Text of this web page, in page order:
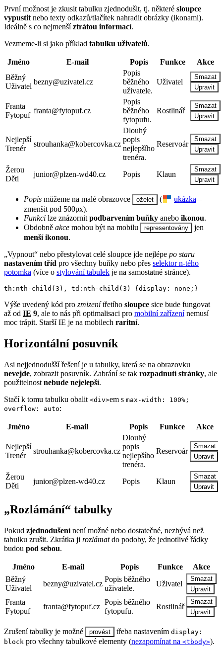
První možnost je zkusit tabulku zjednodušit, tj. některé sloupce
vypustit nebo texty odkazů/tlačítek nahradit obrázky (ikonami).
Ideálně s co nejmenšíztrátou informací.
Vezmeme-li si jako příklad tabulku uživatelů.
Jméno E-mail Popis Funkce
Akce
Běžný
Uživatel
bezny@uzivatel.cz
Popis
běžného
uživatele.
Uživatel
Smazat
Upravit
Franta
Fytopuf
franta@fytopuf.cz
Popis
běžného
fytopufu.
Rostlinář
Smazat
Upravit
Nejlepší
Trenér
strouhanka@kobercovka.cz
Dlouhý
popis
nejlepšího
trenéra.
Reservoár
Smazat
Upravit
Žerou
Děti
junior@plzen-wd40.cz Popis Klaun
Smazat
Upravit
Popis můžeme na malé obrazovce oželet ( ukázka –
zmenšit pod 500px).
Funkci lze znázornit podbarvením buňky anebo ikonou.
Obdobně akce mohou být na mobilu representovány
jen
menší ikonou.
„Vypnout“ nebo přestylovat celé sloupce jde nejlépe po staru
nastavením tříd pro všechny buňky nebo přes selektor n-tého
potomka (více o stylování tabulek je na samostatné stránce).
th:nth-child(3), td:nth-child(3) {display: none;}
Výše uvedený kód pro zmizenítřetího sloupce sice bude fungovat
až od IE 9, ale to nás při optimalisaci pro mobilní zařízenínemusí
moc trápit. Starší IE je na mobilech raritní.
Horizontální posuvník
Asi nejjednodušší řešení je u tabulky, která se na obrazovku
nevejde, zobrazit posuvník. Zabrání se tak rozpadnutí stránky, ale
použitelnost nebude nejelepší.
Stačí k tomu tabulku obalit <div>em s max-width: 100%;
overflow: auto:
Jméno E-mail Popis Funkce Akce
Nejlepší
Trenér
strouhanka@kobercovka.cz
Dlouhý
popis
nejlepšího
trenéra.
Reservoár
Smazat
Upravit
Žerou
Děti
junior@plzen-wd40.cz Popis Klaun
Smazat
Upravit
„Rozlámání“ tabulky
Pokud zjednodušenínení možné nebo dostatečné, nezbývá než
tabulku zrušit. Zkrátka ji rozlámatdo podoby, že jednotlivé řádky
budou pod sebou.
Jméno E-mail Popis Funkce
Akce
Běžný
Uživatel
bezny@uzivatel.cz
Popis běžného
uživatele.
Uživatel
Smazat
Upravit
Franta
Fytopuf
franta@fytopuf.cz
Popis běžného
fytopufu.
Rostlinář
Smazat
Upravit
Zrušení tabulky je možné provést třeba nastavením display:
block pro všechny tabulkové elementy (nezapomínat na <tbody>).